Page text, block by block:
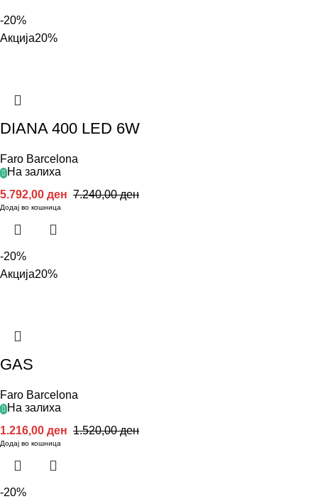
-20%
Акција20%
DIANA 400 LED 6W
Faro Barcelona
На залиха
7.240,00ден
5.792,00 ден
Додај во кошница
-20%
Акција20%
GAS
Faro Barcelona
На залиха
1.520,00ден
1.216,00 ден
Додај во кошница
-20%